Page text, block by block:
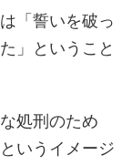
「誓いを破っ
」ということ
処刑のため
いうイメージ